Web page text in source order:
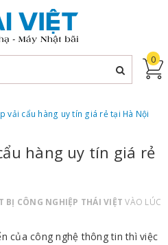
0
vải cẩu hàng uy tín giá rẻ tại Hà Nội
hàng uy tín giá rẻ
BỊ CÔNG NGHIỆP THÁI VIỆT VÀO LÚC
của công nghệ thông tin thì việc